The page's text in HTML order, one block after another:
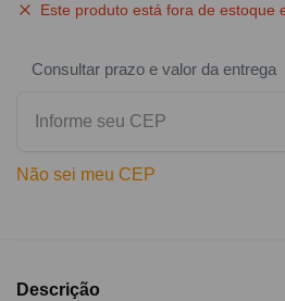
Este produto está fora de estoque
Consultar prazo e valor da entrega
Não sei meu CEP
Descrição